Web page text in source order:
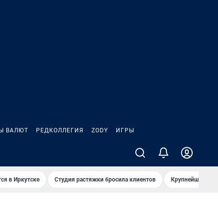
ВАЛЮТ РЕДКОЛЛЕГИЯ ZODY ИГРЫ
в Иркутске Студия растяжки бросила клиентов Крупнейшие